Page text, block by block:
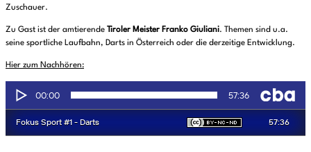
Zuschauer.
Zu Gast ist der amtierende Tiroler Meister Franko Giuliani. Themen sind u.a.
seine sportliche Laufbahn, Darts in Österreich oder die derzeitige Entwicklung.
Hier zum Nachhören: